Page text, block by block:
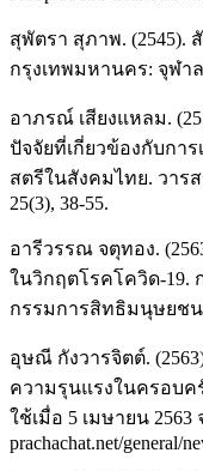
สุพัตรา สุภาพ. (2545).
กรุงเทพมหานคร: จุฬา
อาภรณ์ เสียงแหลม.
ปัจจัยที่เกี่ยวข้องกับกา
สตรีในสังคมไทย. วาร
25(3), 38-55.
อารีวรรณ จตุทอง.
ในวิกฤตโรคโควิด-19.
กรรมการสิทธิมนุษยช
อุษณี กังวารจิตต์.
ความรุนแรงในครอบค
ใช้เมื่อ 5 เมษายน 2563
prachachat.net/general/